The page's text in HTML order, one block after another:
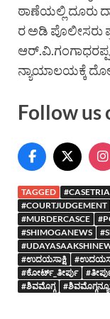
ಠಾಣೆಯಲ್ಲಿ ದೂರು
ರ ಅಡಿ ಪೊಲೀಸರು
ನ್ಯಾಯಾಲಯಕ್ಕೆ
Follow us
TAGGED
#COURTJUDGEMENT
#MURDERCASCE
#SHIMOGANEWS
#ಉದಯಸಾಕ್ಷಿ
#ಕೋರ್ಟ್_ತೀರ್ಪು
#ಶಿವಮೊಗ್ಗ